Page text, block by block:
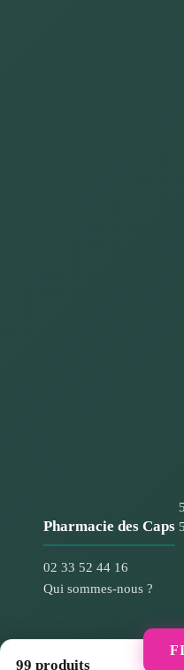
99 produits
Pharmacie des Caps
02 33 52 44 16
Qui sommes-nous ?